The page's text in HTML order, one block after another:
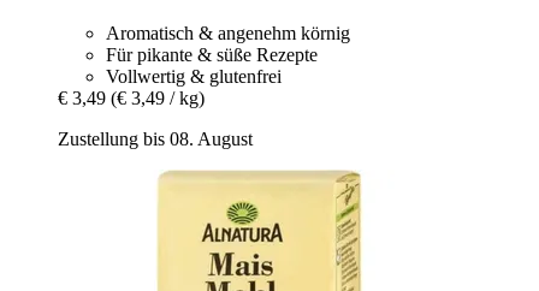
Aromatisch & angenehm körnig
Für pikante & süße Rezepte
Vollwertig & glutenfrei
€ 3,49 (€ 3,49 / kg)
Zustellung bis 08. August